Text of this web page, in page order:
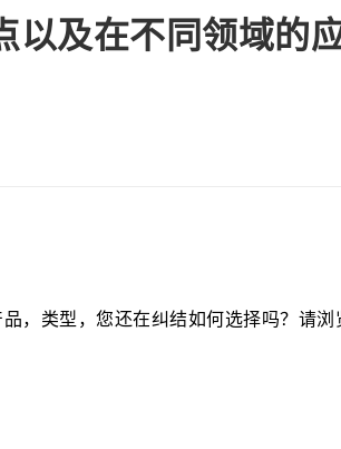
以及在不同领域的
，类型，您还在纠结如何选择吗？请浏